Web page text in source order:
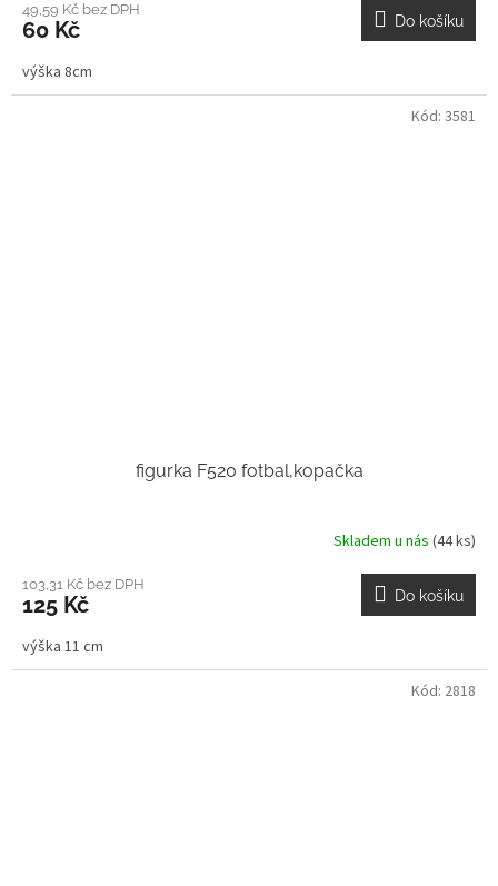
49,59 Kč bez DPH
60 Kč Do košíku
výška 8cm
figurka F520 fotbal,kopačka
Skladem u nás (44 ks)
103,31 Kč bez DPH
125 Kč Do košíku
výška 11 cm
Kód: 3581
Kód: 2818